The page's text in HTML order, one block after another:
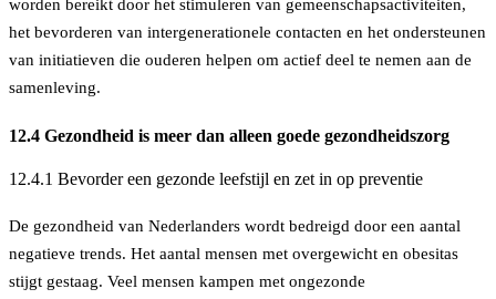
worden bereikt door het stimuleren van gemeenschapsactiviteiten,
het bevorderen van intergenerationele contacten en het ondersteunen
van initiatieven die ouderen helpen om actief deel te nemen aan de
samenleving.
12.4 Gezondheid is meer dan alleen goede gezondheidszorg
12.4.1 Bevorder een gezonde leefstijl en zet in op preventie
De gezondheid van Nederlanders wordt bedreigd door een aantal
negatieve trends. Het aantal mensen met overgewicht en obesitas
stijgt gestaag. Veel mensen kampen met ongezonde